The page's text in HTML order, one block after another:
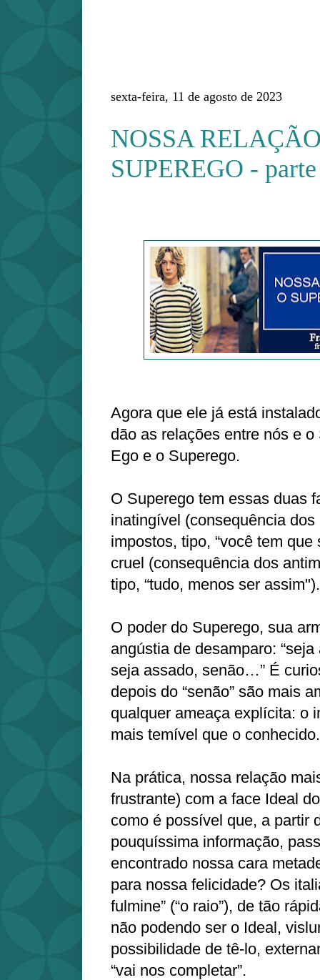
sexta-feira, 11 de agosto de 2023
NOSSA
SUPEREGO -
Agora que ele já está
dão as relações entre nós e
Ego e o Superego.
O Superego tem essas duas
inatingível (consequência
impostos, tipo, “você tem que
cruel (consequência dos
tipo, “tudo, menos ser assim").
O poder do Superego, sua
angústia de desamparo:
seja assado, senão…” É
depois do “senão” são mais
qualquer ameaça explícita: o
mais temível que o conhecido.
Na prática, nossa relação
frustrante) com a face Ideal
como é possível que, a partir
pouquíssima informação,
encontrado nossa cara
para nossa felicidade? Os
fulmine” (“o raio”), de tão
não podendo ser o Ideal,
possibilidade de tê-lo,
“vai nos completar”.